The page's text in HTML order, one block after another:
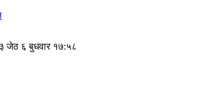
जेठ ६ बुधवार १७:५८